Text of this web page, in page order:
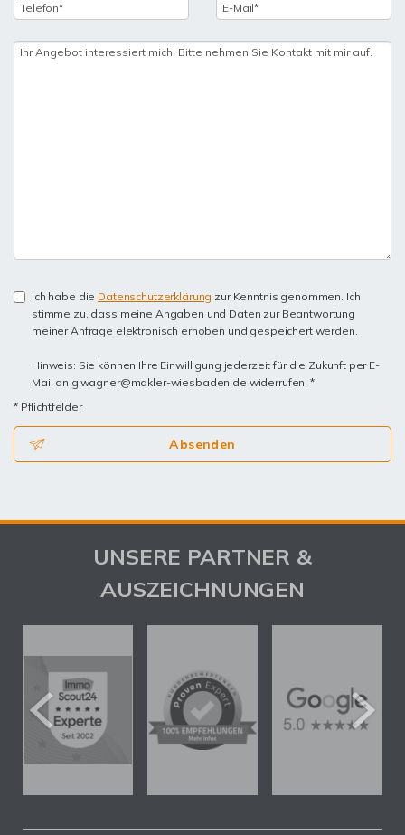
Ich habe die Datenschutzerklärung zur Kenntnis genommen. Ich
stimme zu, dass meine Angaben und Daten zur Beantwortung
meiner Anfrage elektronisch erhoben und gespeichert werden.
Hinweis: Sie können Ihre Einwilligung jederzeit für die Zukunft per E-
Mail an g.wagner@makler-wiesbaden.de widerrufen. *
* Pflichtfelder
Absenden
UNSERE PARTNER &
AUSZEICHNUNGEN